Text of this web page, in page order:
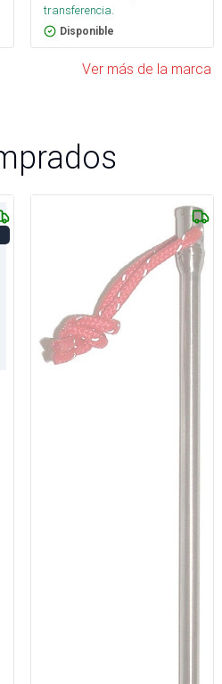
transferencia.
Disponible
Ver más de la marca